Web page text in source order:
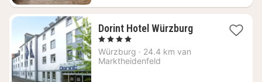
Dorint Hotel Würzburg1
, 4 Sterren
Würzburg · 24.4 km van
Marktheidenfeld